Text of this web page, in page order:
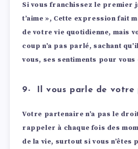
Si vous franchissez le premier
t’aime », Cette expression fait
de votre vie quotidienne, mais
coup n’a pas parlé, sachant
vous, ses sentiments pour vous
9- Il vous parle de votre
Votre partenaire n’a pas le
rappeler à chaque fois des
de la vie, surtout si vous n’êtes